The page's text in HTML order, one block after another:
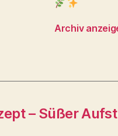
Archiv
– Süßer